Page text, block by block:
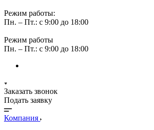
Режим работы:
Пн. – Пт.: с 9:00 до 18:00
Режим работы
Пн. – Пт.: с 9:00 до 18:00
Заказать звонок
Подать заявку
Компания